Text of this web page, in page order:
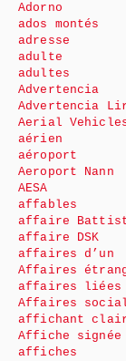
Adorno
ados montés
adresse
adulte
adultes
Advertencia
Advertencia
Aerial
aérien
aéroport
Aeroport Nann
AESA
affables
affaire
affaire DSK
affaires d’un
Affaires
affaires liées
Affaires
affichant
Affiche signée
affiches